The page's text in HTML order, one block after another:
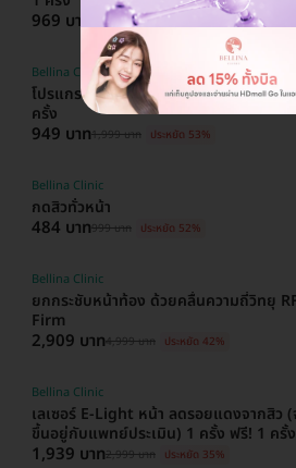
969 บาท 1,999 บาท
โปรแกรมเมโสหน้า Melasma Clear 1 ซี
ครั้ง
Bellina Clinic
949 บาท1,999 บาท ประหยัด 53%
กดสิวทั่วหน้า
Bellina Clinic
484 บาท999 บาท ประหยัด 52%
ยกกระชับหน้าท้อง ด้วยคลื่นความถี่วิทยุ
Firm
Bellina Clinic
2,909 บาท4,999 บาท ประหยัด 42%
เลเซอร์ E-Light หน้า ลดรอยแดงจากสิว
ขึ้นอยู่กับแพทย์ประเมิน) 1 ครั้ง ฟรี! 1 ครั้ง
Bellina Clinic
1,939 บาท2,999 บาท ประหยัด 35%